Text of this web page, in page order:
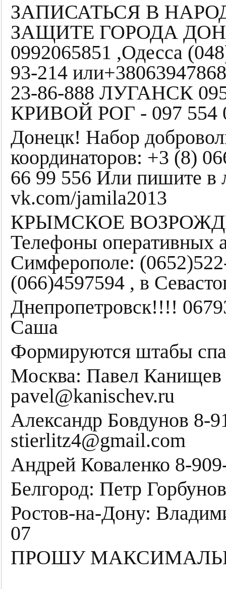
ЗАПИСАТЬСЯ В
ЗАЩИТЕ ГОРОДА
0992065851 ,Одесса
93-214
23-86-888 ЛУГАНСК
КРИВОЙ РОГ - 097 554
Донецк! Набор
координаторов: +3 (8)
66 99 556 Или пишите в
vk.com/jamila2013
КРЫМСКОЕ
Телефоны оперативных
Симферополе:
(066)4597594 , в
Днепропетровск!!!!
Саша
Формируются штабы
Москва: Павел Канищев
pavel@kanischev.ru
Александр Бовдунов 8-
stierlitz4@gmail.com
Андрей Коваленко 8-
Белгород: Петр
Ростов-на-Дону:
07
ПРОШУ